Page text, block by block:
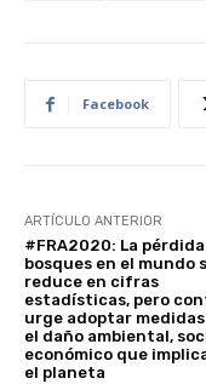
Facebook
ARTÍCULO ANTERIOR
#FRA2020: La
bosques en el mundo
reduce en cifras
estadísticas, pero
urge adoptar
el daño ambiental,
económico que
el planeta